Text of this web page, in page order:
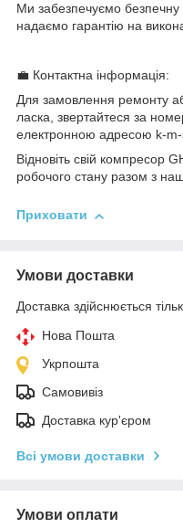
Ми забезпечуємо
надаємо гарантію на
💼 Контактна інформація:
Для замовлення ремонту
ласка, звертайтеся за
електронною адресою k-
Відновіть свій компресор
робочого стану разом з
Приховати
Умови доставки
Доставка здійснюється
Нова Пошта
Укрпошта
Самовивіз
Доставка кур'єром
Всі умови доставки
Умови оплати